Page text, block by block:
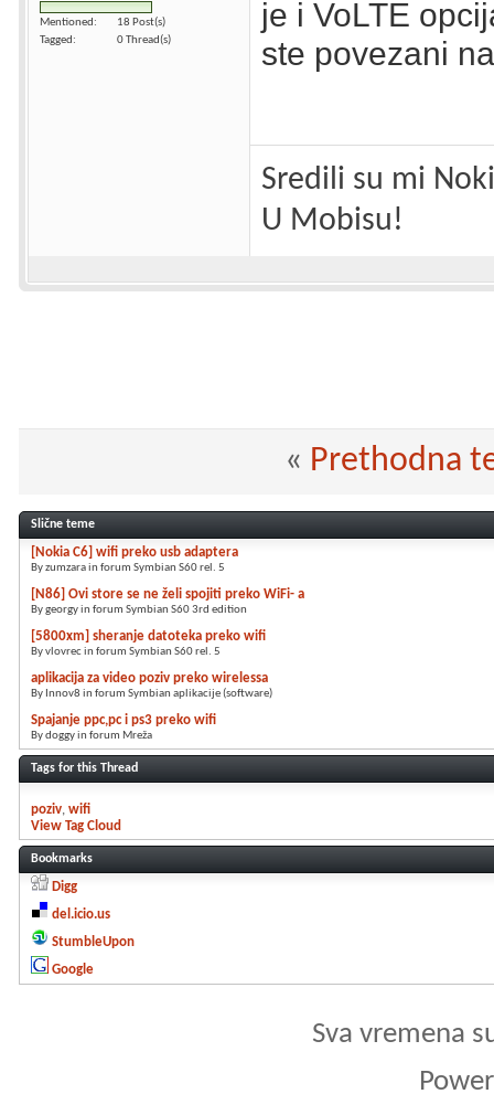
Mentioned
18 Post(s)
Tagged
0 Thread(s)
je i VoLTE
ste povezani
Sredili su mi
U Mobisu!
« Prethodna
Slične teme
[Nokia C6] wifi preko usb adaptera
By zumzara in forum Symbian S60 rel. 5
[N86] Ovi store se ne želi spojiti preko WiFi- a
By georgy in forum Symbian S60 3rd edition
[5800xm] sheranje datoteka preko wifi
By vlovrec in forum Symbian S60 rel. 5
aplikacija za video poziv preko wirelessa
By Innov8 in forum Symbian aplikacije (software)
Spajanje ppc,pc i ps3 preko wifi
By doggy in forum Mreža
Tags for this Thread
poziv wifi
View Tag Cloud
Bookmarks
Digg
del.icio.us
StumbleUpon
Google
Sva vremena